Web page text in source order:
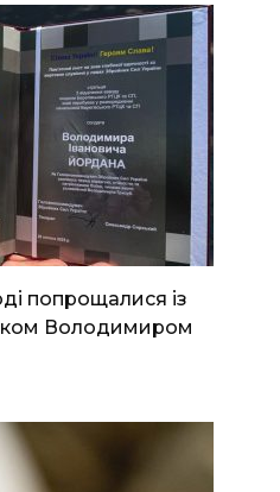
попрощалися із
Володимиром